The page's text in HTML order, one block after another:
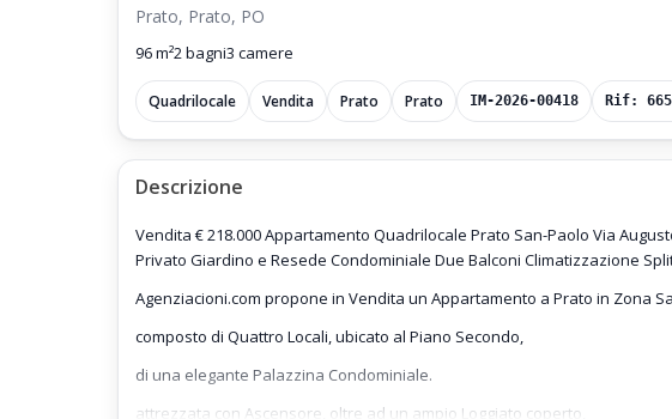
Prato, Prato, PO
96 m²2 bagni3 camere
Quadrilocale Vendita Prato Prato IM-2026-00418 Rif:
Descrizione
Vendita € 218.000 Appartamento Quadrilocale Prato San-Paolo Via
Privato Giardino e Resede Condominiale Due Balconi Climatizzazione
Agenziacioni.com propone in Vendita un Appartamento a Prato in Zona
composto di Quattro Locali, ubicato al Piano Secondo,
di una elegante Palazzina Condominiale.
attrezzata con Ascensore, oltre ad un ampio Loggiato coperto,